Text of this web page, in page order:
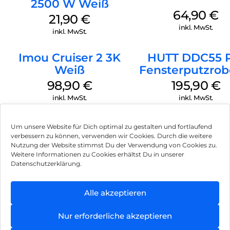
Um unsere Website für Dich optimal zu gestalten und fortlaufend
verbessern zu können, verwenden wir Cookies. Durch die weitere
Nutzung der Website stimmst Du der Verwendung von Cookies zu.
Weitere Informationen zu Cookies erhältst Du in unserer
Datenschutzerklärung.
Alle akzeptieren
Nur erforderliche akzeptieren
noch keine Sekunde.
Einfamilienhaus mit schöner Galerie:
Zuhause genießen zu können sowie zukunftssicher zu bauen.
Neubau in Oppin:
Der moderne Neubau in Oppin verfügt über zwei Etagen mit
großzügigen Fensterfronten und Balkonen.
2500 W Weiß
21,90€
inkl. MwSt.
64,90€
inkl. MwSt.
Imou Cruiser 2 3K
Weiß
98,90 €
inkl. MwSt.
HUTT DDC55
Weiß
195,90 €
inkl. MwSt.
Impressum